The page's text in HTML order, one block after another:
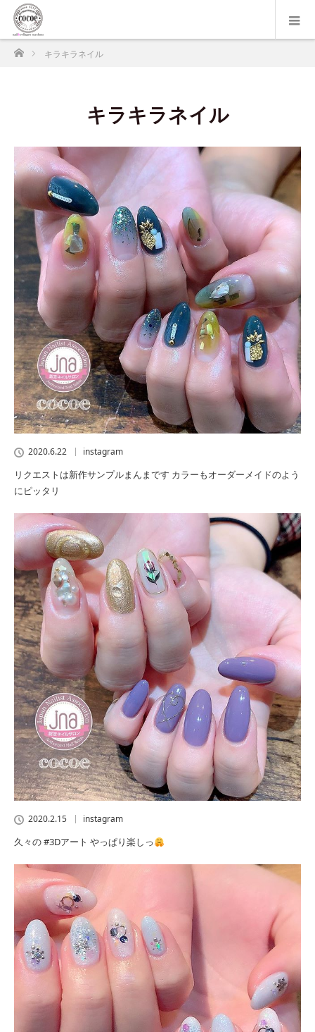
ホームキラキラネイル
キラキラネイル
2020.6.22 instagram
リクエストは新作サンプルまんまです カラーもオーダーメイドのよう
にピッタリ
2020.2.15 instagram
久々の #3Dアート やっぱり楽しっ